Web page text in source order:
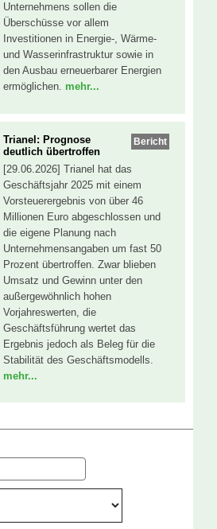
Unternehmens sollen die
Überschüsse vor allem
Investitionen in Energie-, Wärme-
und Wasserinfrastruktur sowie in
den Ausbau erneuerbarer Energien
ermöglichen. mehr...
Bericht
Trianel: Prognose
deutlich übertroffen
[29.06.2026] Trianel hat das
Geschäftsjahr 2025 mit einem
Vorsteuerergebnis von über 46
Millionen Euro abgeschlossen und
die eigene Planung nach
Unternehmensangaben um fast 50
Prozent übertroffen. Zwar blieben
Umsatz und Gewinn unter den
außergewöhnlich hohen
Vorjahreswerten, die
Geschäftsführung wertet das
Ergebnis jedoch als Beleg für die
Stabilität des Geschäftsmodells.
mehr...